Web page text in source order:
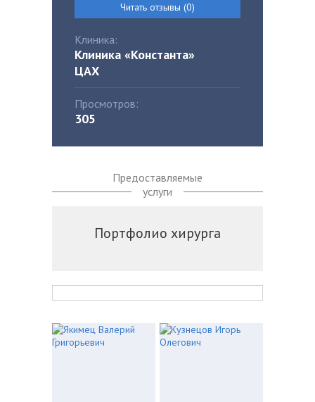
Читать отзывы (0)
Клиника:
Клиника «Константа»
ЦАХ
Просмотров:
305
Предоставляемые
услуги
Портфолио хирурга